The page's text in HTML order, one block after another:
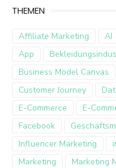
THEMEN
Affiliate Marketing AI
App
Business Model Canvas
Customer Journey
E-Commerce
E-
Facebook
Influencer Marketing
Marketing
Marketing